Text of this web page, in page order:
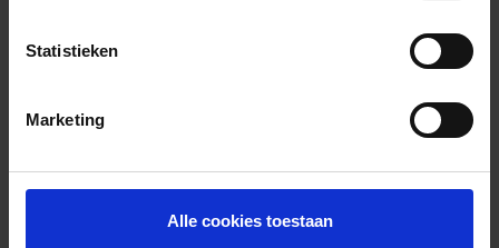
Statistieken
Marketing
Alle cookies toestaan